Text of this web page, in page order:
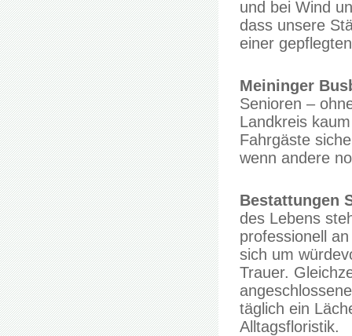
und bei Wind
dass unsere
einer
Meininger
Senioren –
Landkreis
Fahrgäste
wenn andere
Bestattungen
des Lebens
professionell
sich um
Trauer.
täglich ein
Alltagsfloristik.